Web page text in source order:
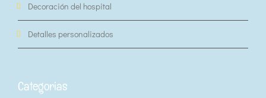
Decoración del hospital
Detalles personalizados
Categorias